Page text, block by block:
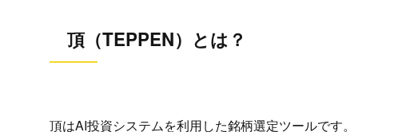
頂（TEPPEN）とは？
頂はAI投資システムを利用した銘柄選定ツールです。